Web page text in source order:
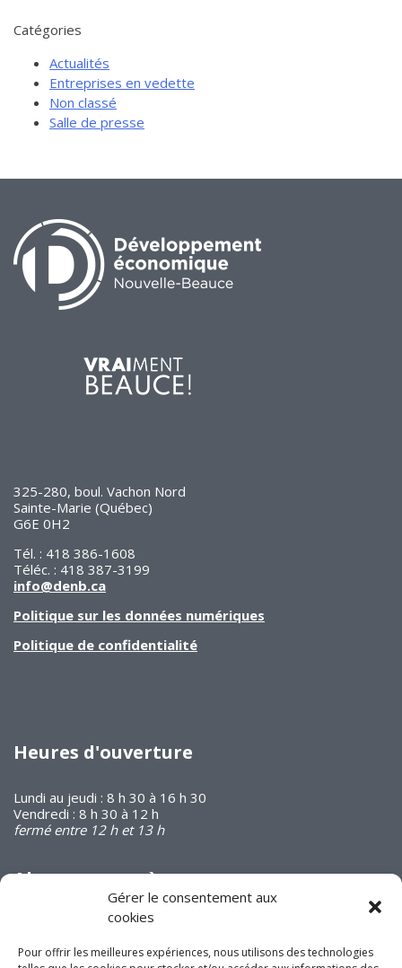
Gérer le consentement aux
cookies
Pour offrir les meilleures expériences, nous utilisons des technologies
Catégories
Actualités
Entreprises en vedette
Non classé
Salle de presse
325-280, boul. Vachon Nord
Sainte-Marie (Québec)
G6E 0H2
Tél. : 418 386-1608
Téléc. : 418 387-3199
info@denb.ca
Politique sur les données numériques
Politique de confidentialité
Heures d'ouverture
Lundi au jeudi : 8 h 30 à 16 h 30
Vendredi : 8 h 30 à 12 h
fermé entre 12 h et 13 h
Abonnez-vous à
notre infolettre